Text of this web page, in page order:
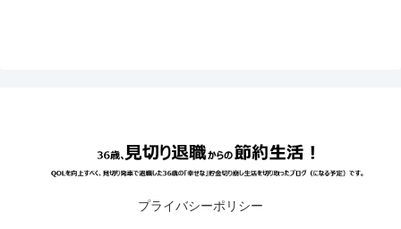
プライバシーポリシー